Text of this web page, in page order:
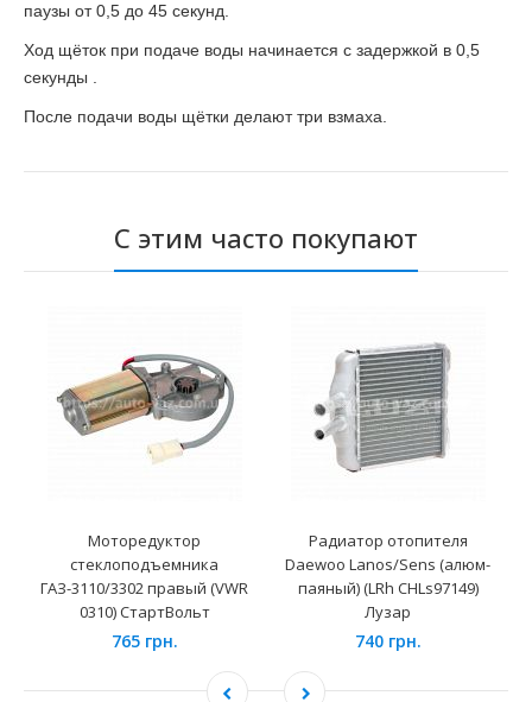
паузы от 0,5 до 45 секунд.
Ход щёток при подаче воды начинается с задержкой в 0,5
секунды .
После подачи воды щётки делают три взмаха.
С этим часто покупают
Моторедуктор
стеклоподъемника
ГАЗ-3110/3302 правый (VWR
0310) СтартВольт
765 грн.
Радиатор отопителя
Daewoo Lanos/Sens (алюм-
паяный) (LRh CHLs97149)
Лузар
740 грн.